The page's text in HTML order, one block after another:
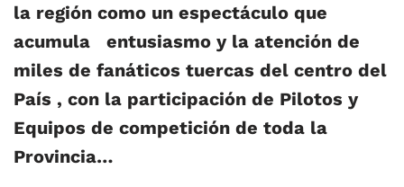
la región como un espectáculo que
acumula entusiasmo y la atención de
miles de fanáticos tuercas del centro del
País , con la participación de Pilotos y
Equipos de competición de toda la
Provincia…